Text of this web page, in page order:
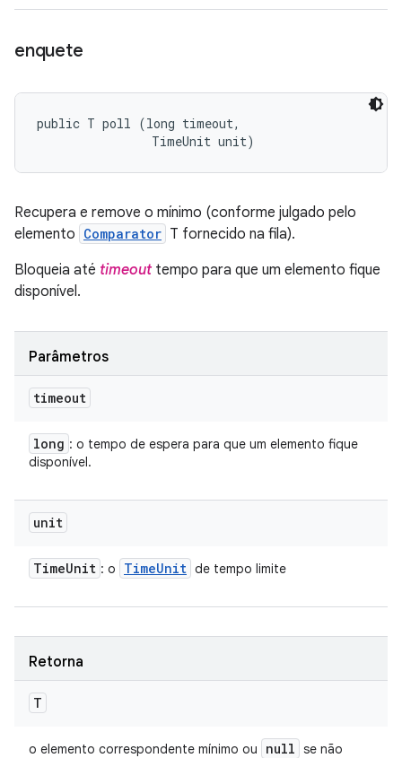
enquete
public T poll (long timeout,
                TimeUnit unit)
Recupera e remove o mínimo (conforme julgado pelo
elemento Comparator T fornecido na fila).
Bloqueia até timeouttempo para que um elemento fique
disponível.
Parâmetros
timeout
long : o tempo de espera para que um elemento fique
disponível.
unit
TimeUnit : o TimeUnit de tempo limite
Retorna
T
o elemento correspondente mínimo ou null se não